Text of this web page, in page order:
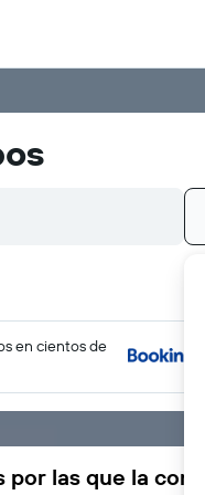
en cientos de
las que la